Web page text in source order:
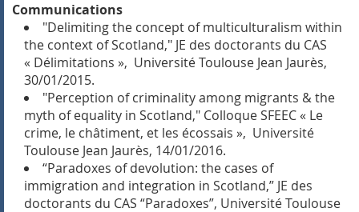
Communications
"Delimiting the concept of multiculturalism within
the context of Scotland," JE des doctorants du CAS
« Délimitations », Université Toulouse Jean Jaurès,
30/01/2015.
"Perception of criminality among migrants & the
myth of equality in Scotland," Colloque SFEEC « Le
crime, le châtiment, et les écossais », Université
Toulouse Jean Jaurès, 14/01/2016.
“Paradoxes of devolution: the cases of
immigration and integration in Scotland,” JE des
doctorants du CAS “Paradoxes”, Université Toulouse